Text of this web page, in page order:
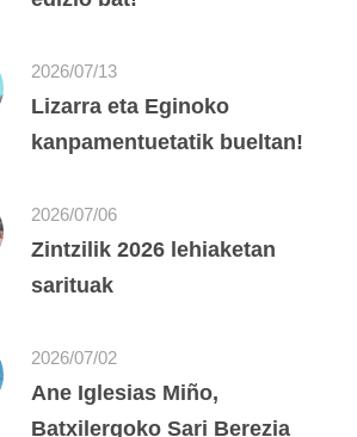
2026/07/13
Lizarra eta Eginoko
kanpamentuetatik bueltan!
2026/07/06
Zintzilik 2026 lehiaketan
sarituak
2026/07/02
Ane Iglesias Miño,
Batxilergoko Sari Berezia